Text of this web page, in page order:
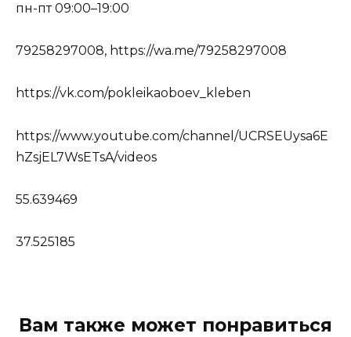
пн-пт 09:00–19:00
79258297008, https://wa.me/79258297008
https://vk.com/pokleikaoboev_kleben
https://www.youtube.com/channel/UCRSEUysa6E
hZsjEL7WsETsA/videos
55.639469
37.525185
Вам также может понравиться